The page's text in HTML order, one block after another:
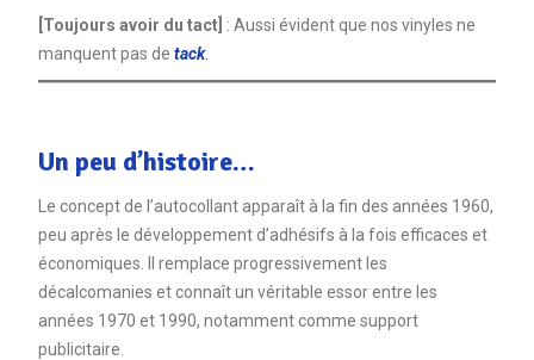
[Toujours avoir du tact] : Aussi évident que nos vinyles ne
manquent pas de tack.
Un peu d’histoire…
Le concept de l’autocollant apparaît à la fin des années 1960,
peu après le développement d’adhésifs à la fois efficaces et
économiques. Il remplace progressivement les
décalcomanies et connaît un véritable essor entre les
années 1970 et 1990, notamment comme support
publicitaire.